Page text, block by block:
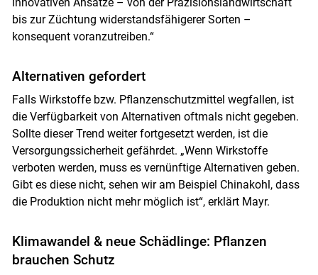
bis zur Züchtung widerstandsfähigerer Sorten –
konsequent voranzutreiben.“
Alternativen gefordert
Falls Wirkstoffe bzw. Pflanzenschutzmittel wegfallen, ist
die Verfügbarkeit von Alternativen oftmals nicht gegeben.
Sollte dieser Trend weiter fortgesetzt werden, ist die
Versorgungssicherheit gefährdet. „Wenn Wirkstoffe
verboten werden, muss es vernünftige Alternativen geben.
Gibt es diese nicht, sehen wir am Beispiel Chinakohl, dass
die Produktion nicht mehr möglich ist“, erklärt Mayr.
Klimawandel & neue Schädlinge: Pflanzen
brauchen Schutz